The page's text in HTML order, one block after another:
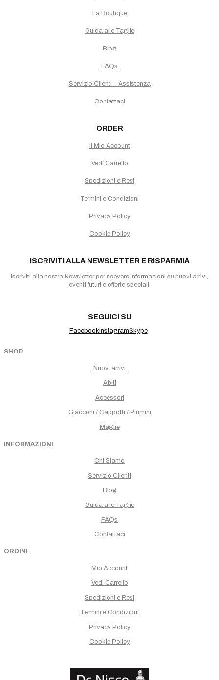
La Boutique
Guida alle Taglie
Blog
FAQs
Servizio Clienti – Assistenza
Contattaci
ORDER
Il Mio Account
Vedi Carrello
Spedizioni e Resi
Termini e Condizioni
Privacy Policy
Cookie Policy
ISCRIVITI ALLA NEWSLETTER E RISPARMIA
Iscriviti alla nostra Newsletter per ricevere informazioni su nuovi arrivi,
eventi futuri e offerte speciali.
SEGUICI SU
FacebookInstagramSkype
SHOP
Nuovi arrivi
Abiti
Accessori
Giacconi / Cappotti / Piumini
Maglie
INFORMAZIONI
Chi Siamo
Servizio Clienti
Blog
Guida alle Taglie
FAQs
Contattaci
ORDINI
Mio Account
Vedi Carrello
Spedizioni e Resi
Termini e Condizioni
Privacy Policy
Cookie Policy